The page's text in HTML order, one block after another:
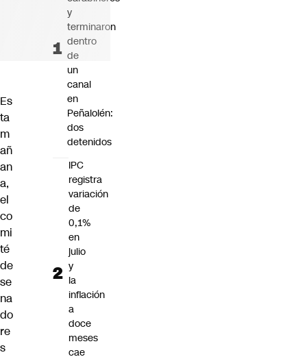
Es
ta
m
añ
an
a,
el
co
mi
té
de
se
na
do
re
s
y
terminaron
dentro
de
un
canal
en
Peñalolén:
dos
detenidos
IPC
registra
variación
de
0,1%
en
julio
y
la
inflación
a
doce
meses
cae